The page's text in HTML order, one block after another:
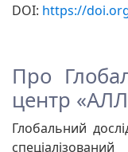
DOI: https://
Про
центр
Глобальний